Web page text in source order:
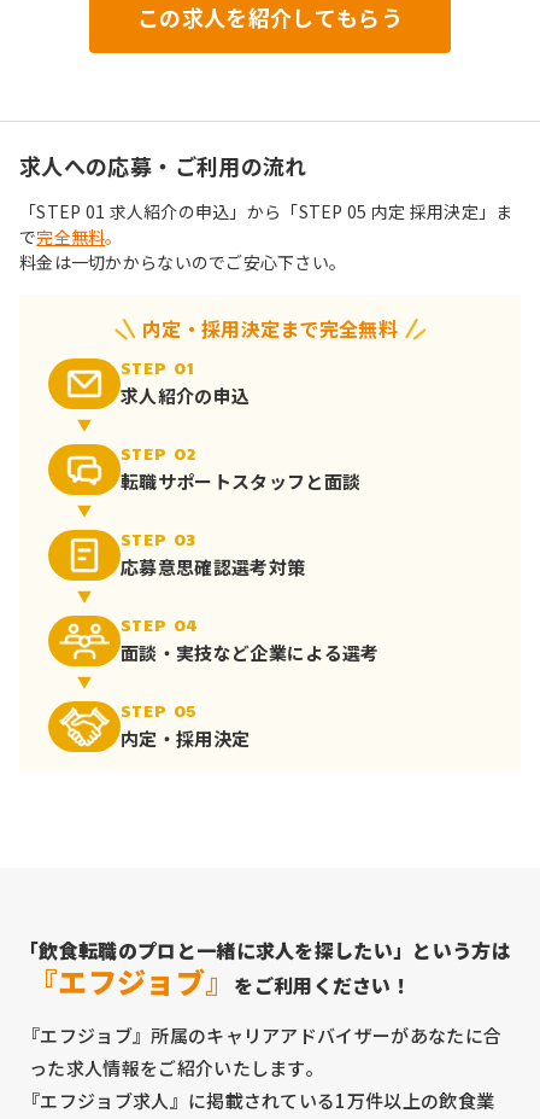
この求人を紹介してもらう
求人への応募・ご利用の流れ
「STEP 01 求人紹介の申込」から「STEP 05 内定 採用決定」ま
で完全無料。
料金は一切かからないのでご安心下さい。
内定・採用決定まで完全無料
STEP 01
求人紹介の申込
STEP 02
転職サポートスタッフと面談
STEP 03
応募意思確認選考対策
STEP 04
面談・実技など企業による選考
STEP 05
内定・採用決定
「飲食転職のプロと一緒に求人を探したい」という方は
『エフジョブ』 をご利用ください！
『エフジョブ』所属のキャリアアドバイザーがあなたに合
った求人情報をご紹介いたします。
『エフジョブ求人』に掲載されている1万件以上の飲食業